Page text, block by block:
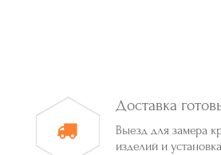
Доставка
Выезд для замера
изделий и